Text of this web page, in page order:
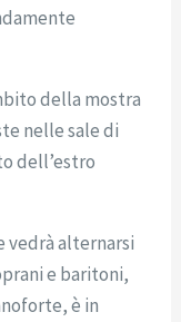
della mostra
nelle sale di
dell’estro
vedrà alternarsi
e baritoni,
è in